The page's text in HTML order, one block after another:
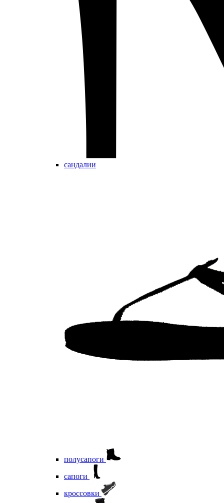
сандалии
полусапоги
сапоги
кроссовки